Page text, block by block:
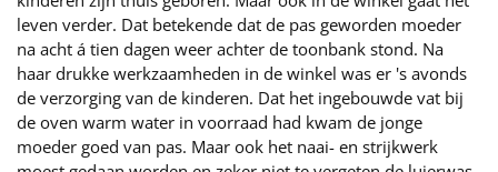
leven verder. Dat betekende dat de pas geworden moeder
na acht á tien dagen weer achter de toonbank stond. Na
haar drukke werkzaamheden in de winkel was er 's avonds
de verzorging van de kinderen. Dat het ingebouwde vat bij
de oven warm water in voorraad had kwam de jonge
moeder goed van pas. Maar ook het naai- en strijkwerk